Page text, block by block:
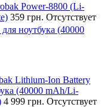
Power-8800 (Li-
359 грн. Отсутствует
ноутбука (40000
Lithium-Ion Battery
(40000 mAh/Li-
4 999 грн. Отсутствует